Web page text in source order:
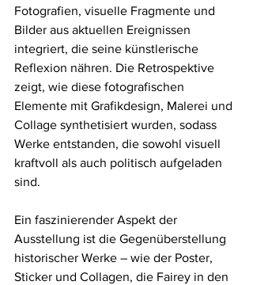
Fotografien, visuelle Fragmente und
Bilder aus aktuellen Ereignissen
integriert, die seine künstlerische
Reflexion nähren. Die Retrospektive
zeigt, wie diese fotografischen
Elemente mit Grafikdesign, Malerei und
Collage synthetisiert wurden, sodass
Werke entstanden, die sowohl visuell
kraftvoll als auch politisch aufgeladen
sind.
Ein faszinierender Aspekt der
Ausstellung ist die Gegenüberstellung
historischer Werke – wie der Poster,
Sticker und Collagen, die Fairey in den